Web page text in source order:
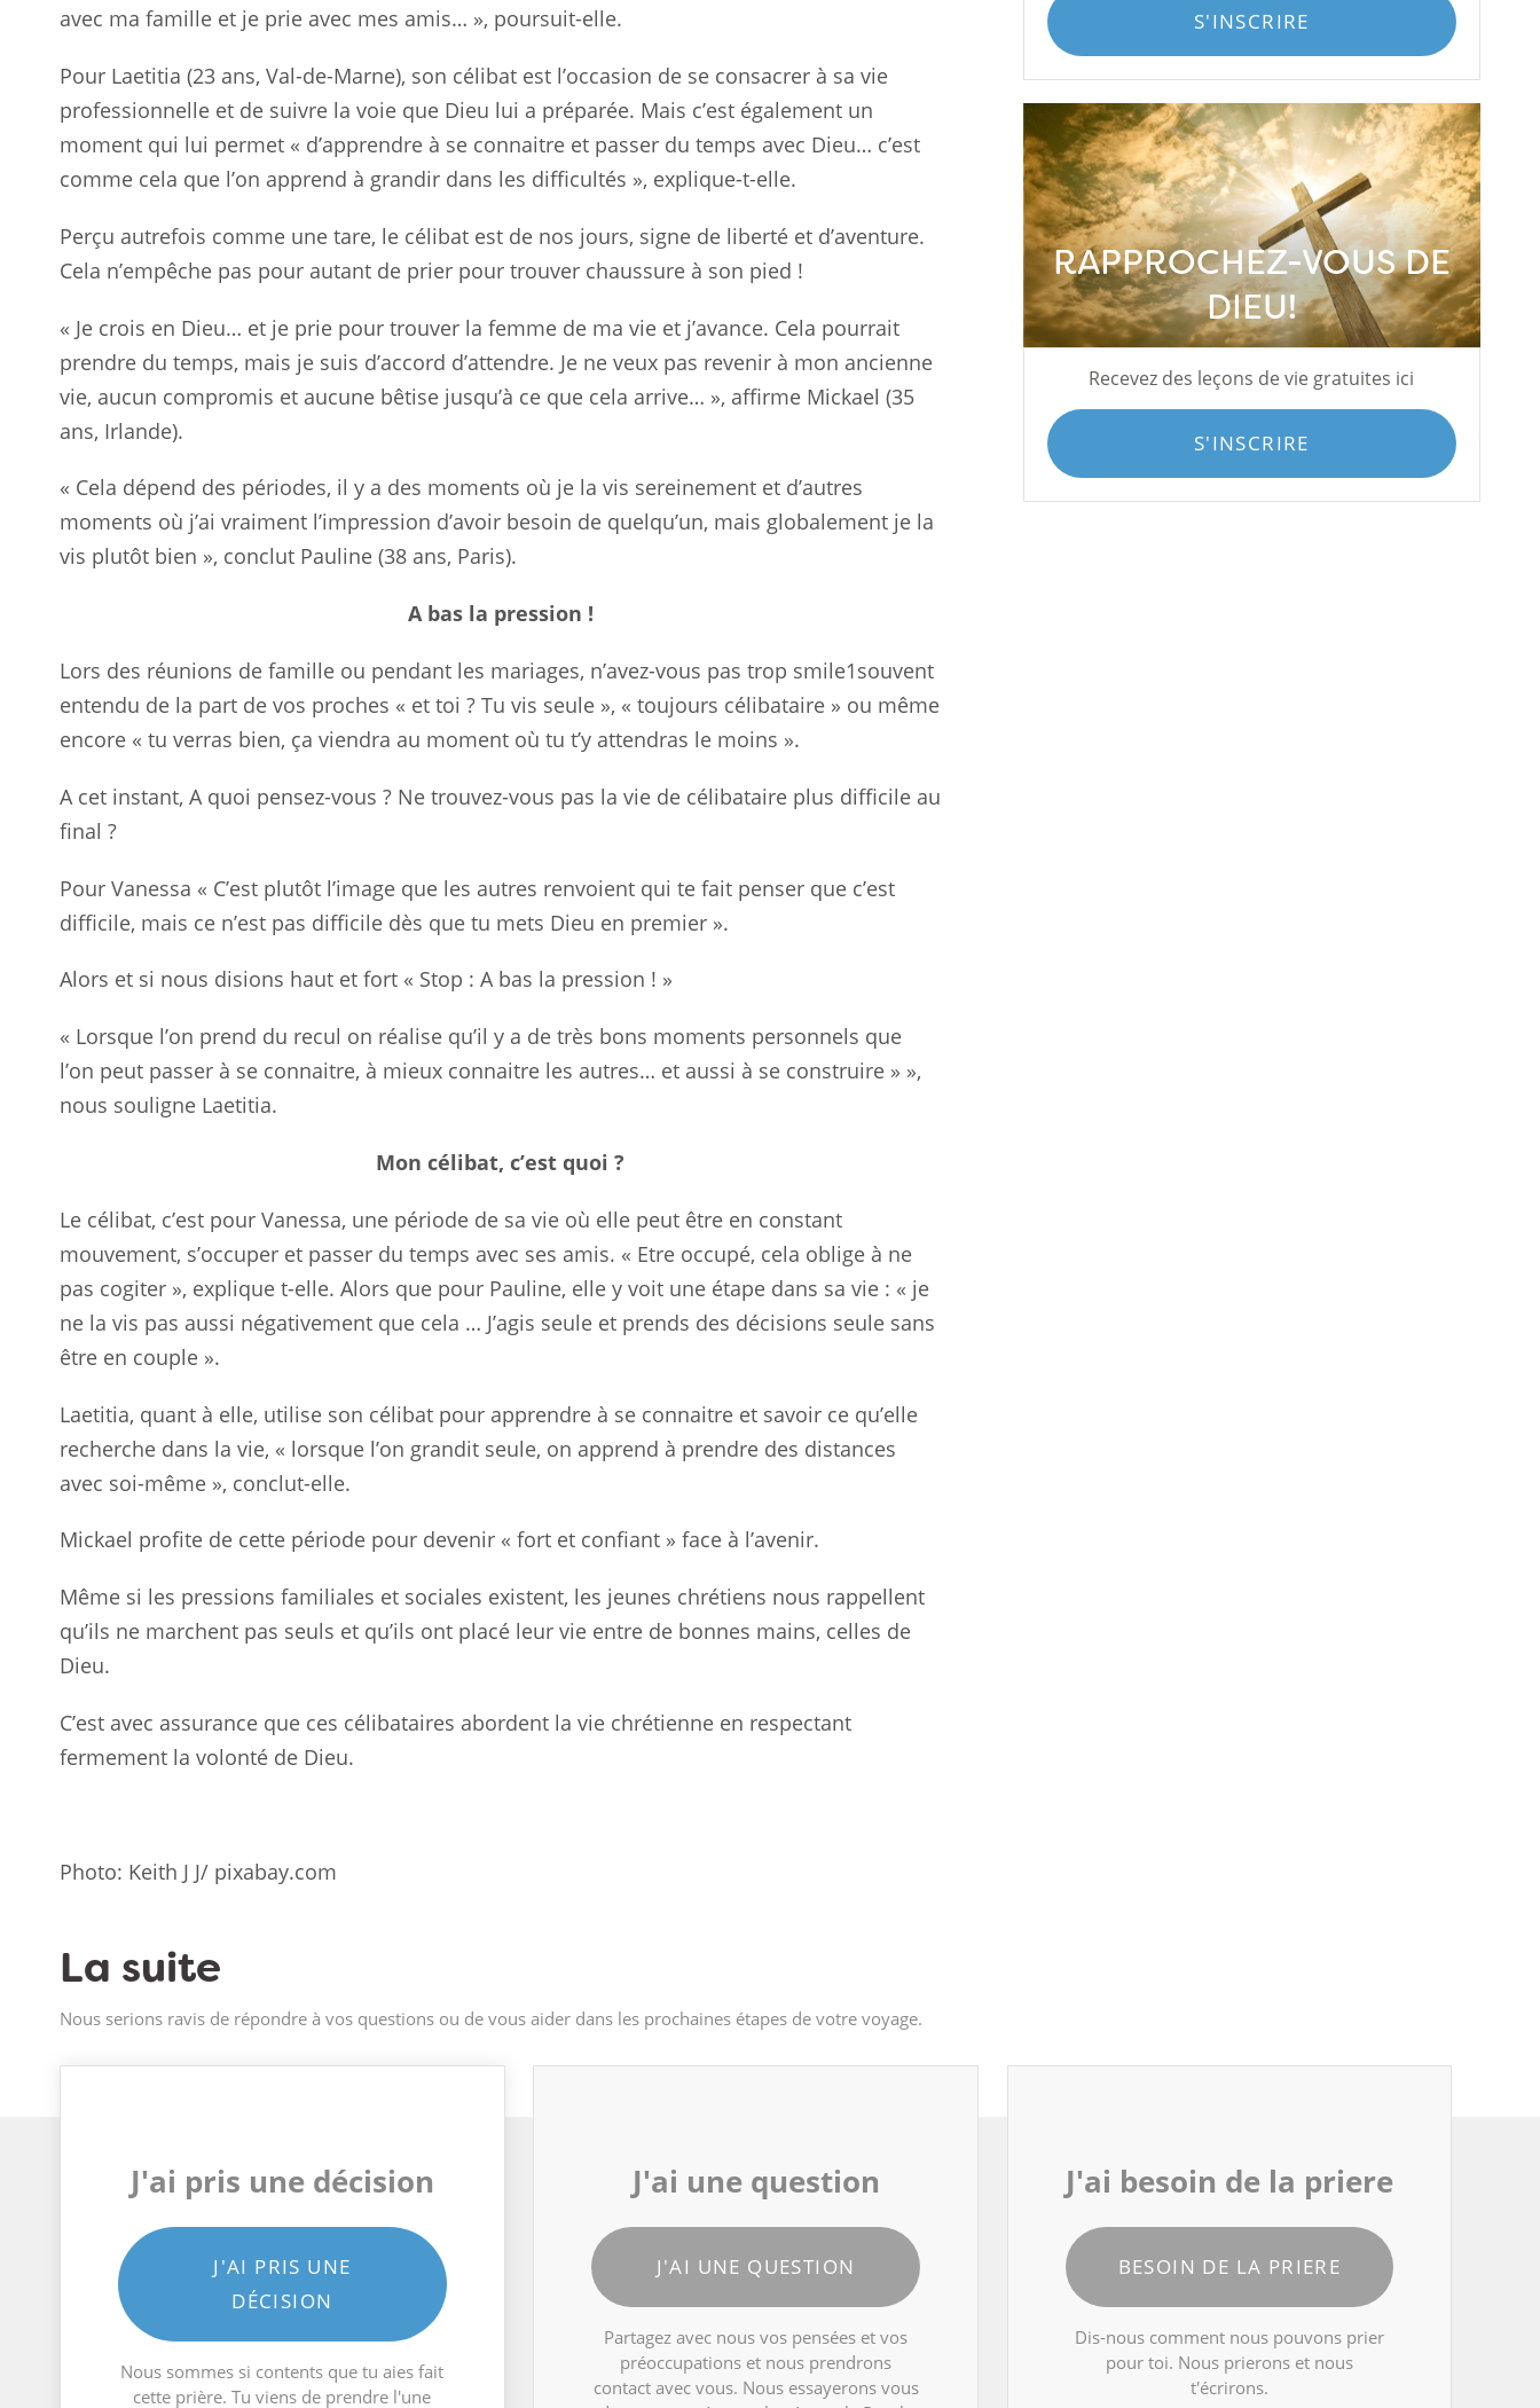
avec ma famille et je prie avec mes amis… », poursuit-elle.
Pour Laetitia (23 ans, Val-de-Marne), son célibat est l’occasion de se consacrer à sa vie
professionnelle et de suivre la voie que Dieu lui a préparée. Mais c’est également un
moment qui lui permet « d’apprendre à se connaitre et passer du temps avec Dieu… c’est
comme cela que l’on apprend à grandir dans les difficultés », explique-t-elle.
Perçu autrefois comme une tare, le célibat est de nos jours, signe de liberté et d’aventure.
Cela n’empêche pas pour autant de prier pour trouver chaussure à son pied !
« Je crois en Dieu… et je prie pour trouver la femme de ma vie et j’avance. Cela pourrait
prendre du temps, mais je suis d’accord d’attendre. Je ne veux pas revenir à mon ancienne
vie, aucun compromis et aucune bêtise jusqu’à ce que cela arrive… », affirme Mickael (35
ans, Irlande).
« Cela dépend des périodes, il y a des moments où je la vis sereinement et d’autres
moments où j’ai vraiment l’impression d’avoir besoin de quelqu’un, mais globalement je la
vis plutôt bien », conclut Pauline (38 ans, Paris).
A bas la pression !
Lors des réunions de famille ou pendant les mariages, n’avez-vous pas trop smile1souvent
entendu de la part de vos proches « et toi ? Tu vis seule », « toujours célibataire » ou même
encore « tu verras bien, ça viendra au moment où tu t’y attendras le moins ».
A cet instant, A quoi pensez-vous ? Ne trouvez-vous pas la vie de célibataire plus difficile au
final ?
Pour Vanessa « C’est plutôt l’image que les autres renvoient qui te fait penser que c’est
difficile, mais ce n’est pas difficile dès que tu mets Dieu en premier ».
Alors et si nous disions haut et fort « Stop : A bas la pression ! »
« Lorsque l’on prend du recul on réalise qu’il y a de très bons moments personnels que
l’on peut passer à se connaitre, à mieux connaitre les autres… et aussi à se construire » »,
nous souligne Laetitia.
Mon célibat, c’est quoi ?
Le célibat, c’est pour Vanessa, une période de sa vie où elle peut être en constant
mouvement, s’occuper et passer du temps avec ses amis. « Etre occupé, cela oblige à ne
pas cogiter », explique t-elle. Alors que pour Pauline, elle y voit une étape dans sa vie : « je
ne la vis pas aussi négativement que cela … J’agis seule et prends des décisions seule sans
être en couple ».
Laetitia, quant à elle, utilise son célibat pour apprendre à se connaitre et savoir ce qu’elle
recherche dans la vie, « lorsque l’on grandit seule, on apprend à prendre des distances
avec soi-même », conclut-elle.
Mickael profite de cette période pour devenir « fort et confiant » face à l’avenir.
Même si les pressions familiales et sociales existent, les jeunes chrétiens nous rappellent
qu’ils ne marchent pas seuls et qu’ils ont placé leur vie entre de bonnes mains, celles de
Dieu.
C’est avec assurance que ces célibataires abordent la vie chrétienne en respectant
fermement la volonté de Dieu.
Photo: Keith J J/ pixabay.com
S'INSCRIRE
RAPPROCHEZ-VOUS DE
DIEU!
Recevez des leçons de vie gratuites ici
S'INSCRIRE
La suite
Nous serions ravis de répondre à vos questions ou de vous aider dans les prochaines étapes de votre voyage.
J'ai pris une décision
J'AI PRIS UNE
DÉCISION
Nous sommes si contents que tu aies fait
cette prière. Tu viens de prendre l'une
J'ai une question
J'AI UNE QUESTION
Partagez avec nous vos pensées et vos
préoccupations et nous prendrons
contact avec vous. Nous essayerons vous
J'ai besoin de la priere
BESOIN DE LA PRIERE
Dis-nous comment nous pouvons prier
pour toi. Nous prierons et nous
t'écrirons.